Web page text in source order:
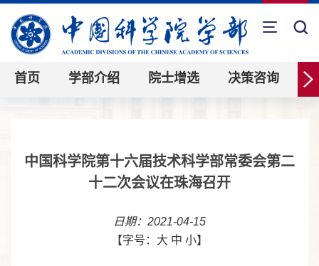
首页 学部介绍 院士增选 决策咨询
中国科学院第十六届技术科学部常委会第二
十二次会议在珠海召开
日期：2021-04-15
【字号： 大 中 小】